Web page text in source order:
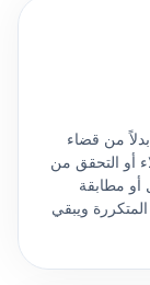
من قضاء
أو التحقق من
أو مطابقة
ويبقي